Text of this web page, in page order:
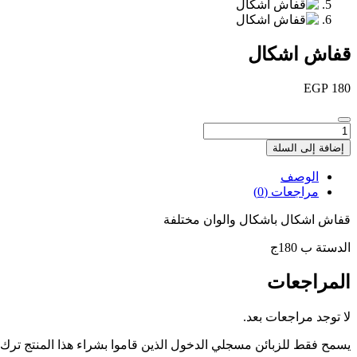
قفاش اشكال
EGP 180
كمية
قفاش
اشكال
إضافة إلى السلة
الوصف
مراجعات (0)
قفاش اشكال باشكال والوان مختلفة
الدستة ب 180ج
المراجعات
لا توجد مراجعات بعد.
يسمح فقط للزبائن مسجلي الدخول الذين قاموا بشراء هذا المنتج